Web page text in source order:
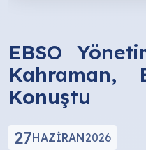
EBSO
Kahraman,
Konuştu
27HAZIRAN2026